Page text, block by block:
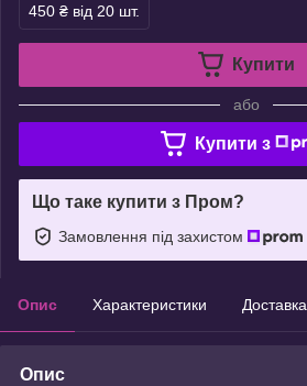
450 ₴ від 20 шт.
Купити
або
Купити з
Що таке купити з Пром?
Замовлення під захистом
Опис Характеристики Доставка
Опис